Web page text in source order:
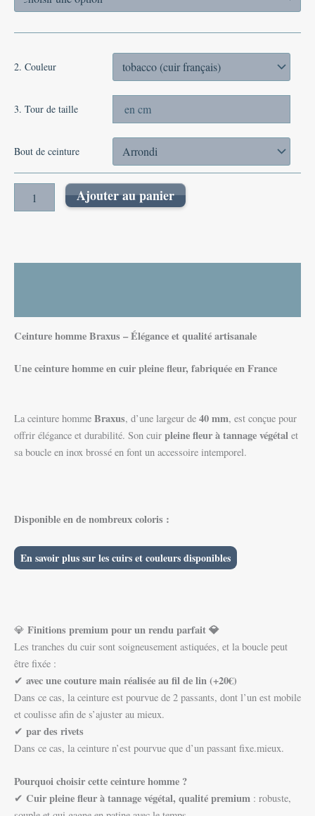
2. Couleur
3. Tour de taille
Bout de ceinture
Ajouter au panier
Ceinture homme Braxus – Élégance et qualité artisanale
Une ceinture homme en cuir pleine fleur, fabriquée en France
La ceinture homme Braxus, d’une largeur de 40 mm, est conçue pour
offrir élégance et durabilité. Son cuir pleine fleur à tannage végétal et
sa boucle en inox brossé en font un accessoire intemporel.
Disponible en de nombreux coloris :
En savoir plus sur les cuirs et couleurs disponibles
💎 Finitions premium pour un rendu parfait 💎
Les tranches du cuir sont soigneusement astiquées, et la boucle peut
être fixée :
✔ avec une couture main réalisée au fil de lin (+20€)
Dans ce cas, la ceinture est pourvue de 2 passants, dont l’un est mobile
et coulisse afin de s’ajuster au mieux.
✔ par des rivets
Dans ce cas, la ceinture n’est pourvue que d’un passant fixe.mieux.
Pourquoi choisir cette ceinture homme ?
✔ Cuir pleine fleur à tannage végétal, qualité premium : robuste,